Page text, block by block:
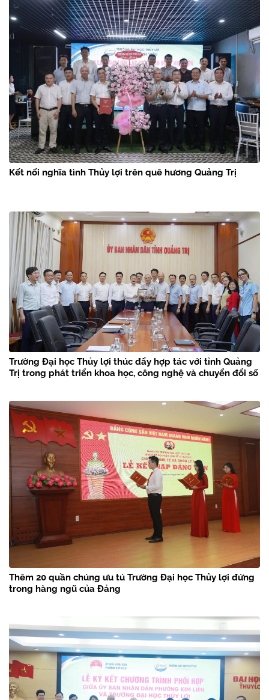
Kết nối nghĩa tình Thủy lợi trên quê hương Quảng Trị
Trường Đại học Thủy lợi thúc đẩy hợp tác với tỉnh Quảng
Trị trong phát triển khoa học, công nghệ và chuyển đổi số
Thêm 20 quần chúng ưu tú Trường Đại học Thủy lợi đứng
trong hàng ngũ của Đảng